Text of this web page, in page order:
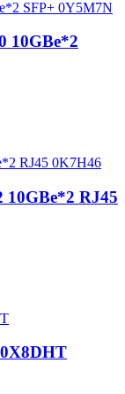
10GBe*2
10GBe*2 RJ45